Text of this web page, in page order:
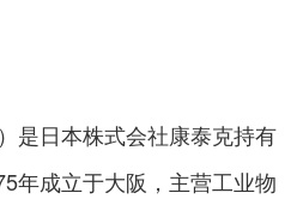
日本株式会社康泰克持有
年成立于大阪，主营工业物